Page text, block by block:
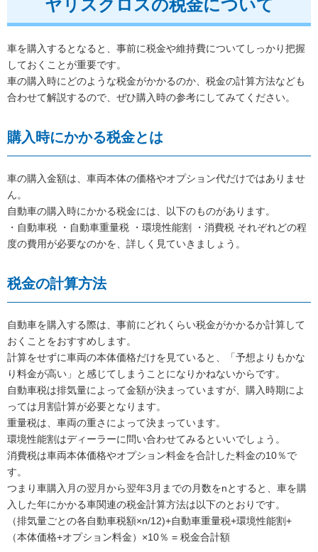
ヤリスクロスの税金について
車を購入するとなると、事前に税金や維持費についてしっかり把握
しておくことが重要です。
車の購入時にどのような税金がかかるのか、税金の計算方法なども
合わせて解説するので、ぜひ購入時の参考にしてみてください。
購入時にかかる税金とは
車の購入金額は、車両本体の価格やオプション代だけではありませ
ん。
自動車の購入時にかかる税金には、以下のものがあります。
・自動車税 ・自動車重量税 ・環境性能割 ・消費税 それぞれどの程
度の費用が必要なのかを、詳しく見ていきましょう。
税金の計算方法
自動車を購入する際は、事前にどれくらい税金がかかるか計算して
おくことをおすすめします。
計算をせずに車両の本体価格だけを見ていると、「予想よりもかな
り料金が高い」と感じてしまうことになりかねないからです。
自動車税は排気量によって金額が決まっていますが、購入時期によ
っては月割計算が必要となります。
重量税は、車両の重さによって決まっています。
環境性能割はディーラーに問い合わせてみるといいでしょう。
消費税は車両本体価格やオプション料金を合計した料金の10％で
す。
つまり車購入月の翌月から翌年3月までの月数をnとすると、車を購
入した年にかかる車関連の税金計算方法は以下のとおりです。
（排気量ごとの各自動車税額×n/12)+自動車重量税+環境性能割+
（本体価格+オプション料金）×10％ = 税金合計額